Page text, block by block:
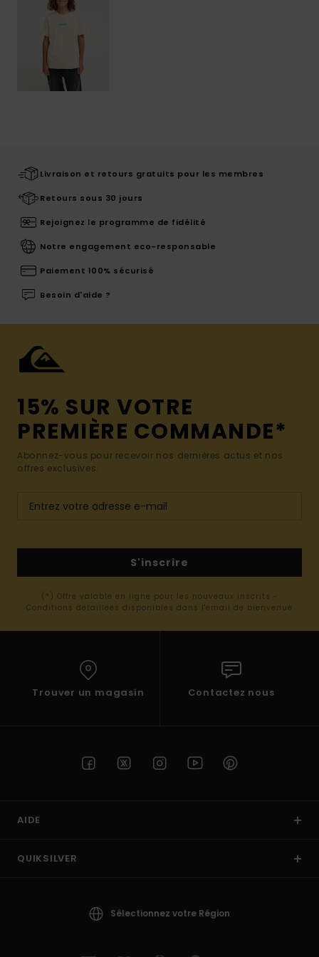
Livraison et retours gratuits pour les membres
Retours sous 30 jours
Rejoignez le programme de fidélité
Notre engagement eco-responsable
Paiement 100% sécurisé
Besoin d'aide ?
15% SUR VOTRE
PREMIÈRE COMMANDE*
Abonnez-vous pour recevoir nos dernières actus et nos
offres exclusives.
S'inscrire
(*) Offre valable en ligne pour les nouveaux inscrits -
Conditions détaillées disponibles dans l'email de bienvenue
Trouver un magasin Contactez nous
AIDE
QUIKSILVER
Sélectionnez votre Région